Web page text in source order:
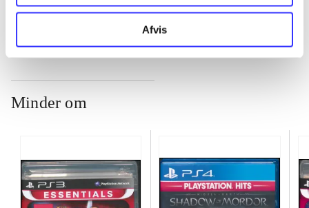
Afvis
Minder om